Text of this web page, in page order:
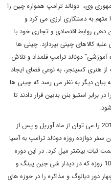
وی، دونالد ترامپ همواره چین را
متهم به دستکاری ارزی می کرد و
روابط اقتصادی و تجاری خود با
وضع تعرفه های 45 درصدی علیه کالاهای چینی بپردازد. چینی ها
عنوان "دوره آموزشی" دونالد ترامپ قلمداد و تلاش
هنری کسینجر، به نوعی فضای ایجاد
بیان دیگر به نظر می رسد که چینی ها
استیو بنن بدبین قرار دادند تا
دوره دوم روابط چین و آمریکا در سال 2017 را می توان از ماه آوریل و پس از
دوازده روزه دونالد ترامپ به آسیا
ثبات بیشتر میل کرد. در این دوره
دو کشور توانستند در قالب طرح اقدام 100 روزه که در دیدار شی جین پینگ و
دور دیالوگ و مذاکره را در حوزه های